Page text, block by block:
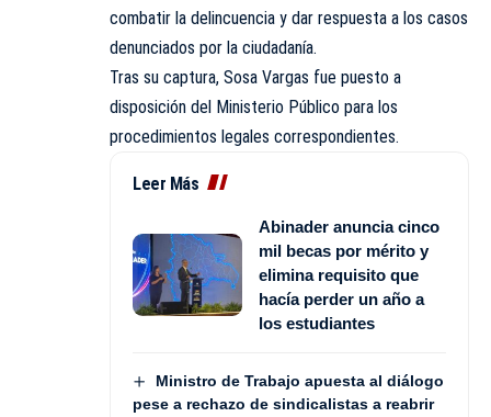
combatir la delincuencia y dar respuesta a los casos
denunciados por la ciudadanía.
Tras su captura, Sosa Vargas fue puesto a
disposición del Ministerio Público para los
procedimientos legales correspondientes.
Leer Más
Abinader anuncia cinco
mil becas por mérito y
elimina requisito que
hacía perder un año a
los estudiantes
Ministro de Trabajo apuesta al diálogo
pese a rechazo de sindicalistas a reabrir